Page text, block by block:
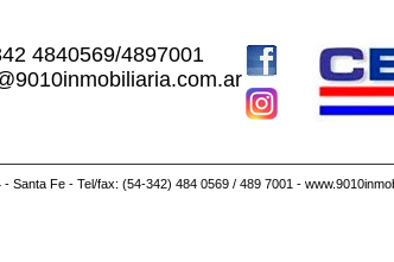
4840569/4897001
Santa Fe - Tel/fax: (54-342) 484 0569 / 489 7001 -